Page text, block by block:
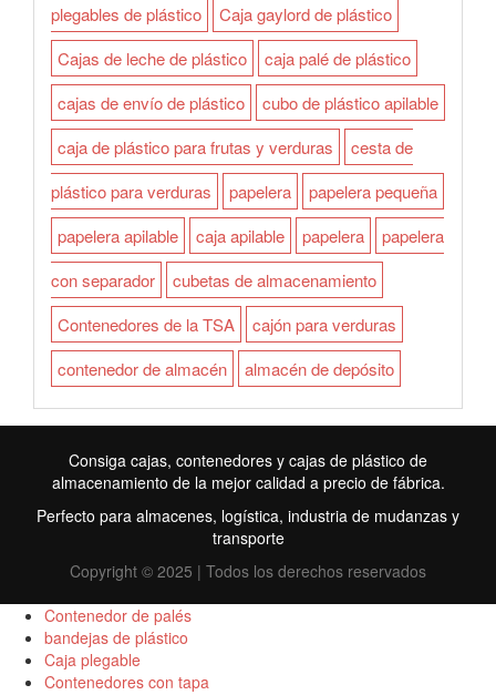
plegables de plástico
Caja gaylord de plástico
Cajas de leche de plástico
caja palé de plástico
cajas de envío de plástico
cubo de plástico apilable
caja de plástico para frutas y verduras
cesta de
plástico para verduras
papelera
papelera pequeña
papelera apilable
caja apilable papelera
papelera
con separador
cubetas de almacenamiento
Contenedores de la TSA
cajón para verduras
contenedor de almacén
almacén de depósito
Consiga cajas, contenedores y cajas de plástico de
almacenamiento de la mejor calidad a precio de fábrica.
Perfecto para almacenes, logística, industria de mudanzas y
transporte
Copyright © 2025 | Todos los derechos reservados
Contenedor de palés
bandejas de plástico
Caja plegable
Contenedores con tapa